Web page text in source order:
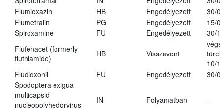
Flumioxazin
HB Engedélyezett
30/
Flumetralin
PG Engedélyezett
15/
Spiroxamine
FU Engedélyezett
30/
Flufenacet (formerly
fluthiamide)
HB Visszavont
10/
Fludioxonil
FU Engedélyezett
30/
Spodoptera exigua
multicapsid
nucleopolyhedorvirus
IN Folyamatban -